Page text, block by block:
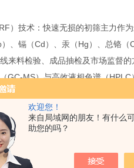
欢迎您！
来自局域网的朋友！有什么
助您的吗？
技术：快速无损的初筛主力​作为
、镉（Cd）、汞（Hg）、总铬
来料检验、成品抽检及市场监督的
MS）与高效液相色谱（HPLC
）​以及多溴联苯（PBBs
检出限。
谱/质谱（ICP-OES/MS）技术
或ICP-MS对样品消解液进行高精
理提供全面支持